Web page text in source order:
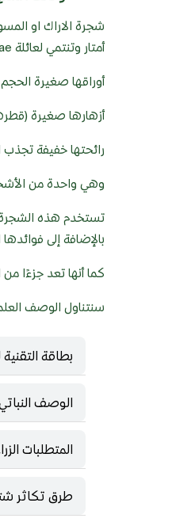
أمتار وتنتمي لعائلة Salvadoraceae جذعها قصير مع تاج كثيف من الفروع المتشعبة.
أوراقها صغيرة الحجم (3–5 سم طولاً)، بيضاوية الشكل، سميكة وجلدية الملمس، ذات لون أخضر
أزهارها صغيرة (قطرها 3–5 ملم)، لونها أبيض مخضر أو مصفر، تتجمع في
رائحتها خفيفة تجذب
وهي واحدة من
تستخدم هذه الشجرة
بالإضافة إلى
كما أنها تعد جزءًا
سنتناول الوصف
بطاقة
الوصف
المتطلبات
طرق تكاثر